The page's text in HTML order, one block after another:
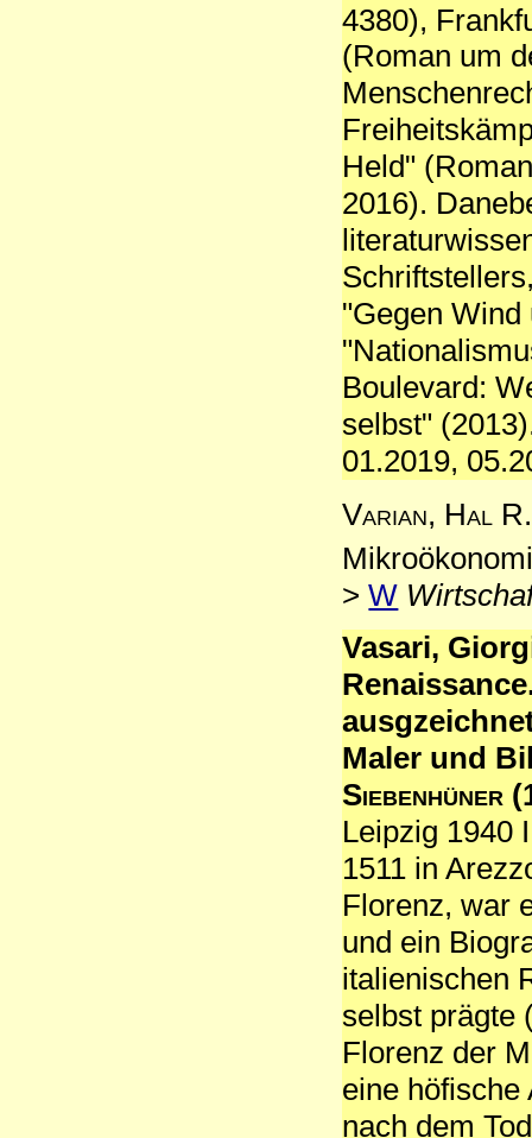
4380),
(Roman um
Held"
2016).
"Gegen
Boulevard:
selbst"
01.2019,
Varian, Hal R.
>W
Vasari,
Maler und
Siebenhüner
Leipzig 1940
1511 in
Florenz, war
und ein
italienischen
selbst prägte
Florenz der
eine höfische
nach dem